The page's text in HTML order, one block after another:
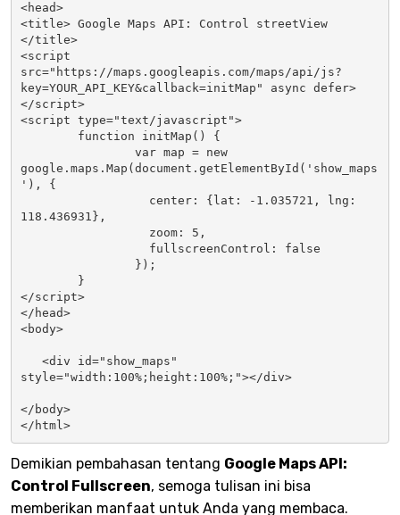
<head>
<title> Google Maps API: Control streetView
</title>
<script
src="https://maps.googleapis.com/maps/api/js?
key=YOUR_API_KEY&callback=initMap" async defer>
</script>
<script type="text/javascript">
google.maps.Map(document.getElementById('show_maps
'), {
118.436931},
</script>
</head>
<body>
style="width:100%;height:100%;"></div>
</body>
</html>
Demikian pembahasan tentang Google Maps API:
Control Fullscreen, semoga tulisan ini bisa
memberikan manfaat untuk Anda yang membaca.